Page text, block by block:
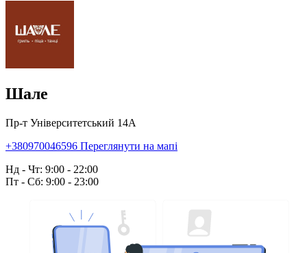
Шале
Пр-т Університетський 14А
+380970046596 Переглянути на мапі
Нд - Чт: 9:00 - 22:00
Пт - Сб: 9:00 - 23:00